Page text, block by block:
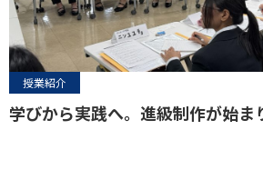
授業紹介
学びから実践へ。進級制作が始ま